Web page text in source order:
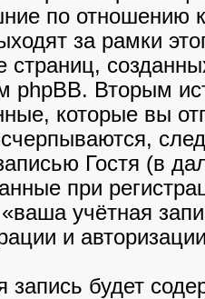
по отношению
за рамки
страниц,
phpBB. Вторым
которые вы
Гостя (в
при
учётная
и
запись будет